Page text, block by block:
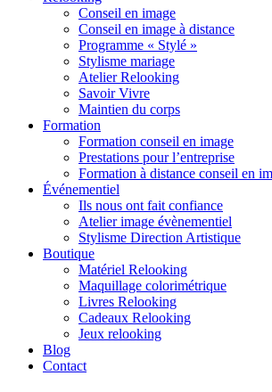
Conseil en image
Conseil en image à distance
Programme « Stylé »
Stylisme mariage
Atelier Relooking
Savoir Vivre
Maintien du corps
Formation
Formation conseil en image
Prestations pour l’entreprise
Formation à distance conseil en
Événementiel
Ils nous ont fait confiance
Atelier image évènementiel
Stylisme Direction Artistique
Boutique
Matériel Relooking
Maquillage colorimétrique
Livres Relooking
Cadeaux Relooking
Jeux relooking
Blog
Contact